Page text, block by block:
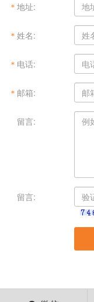
＊ 地址:
＊ 姓名:
＊ 电话:
＊ 邮箱:
留言:
留言: